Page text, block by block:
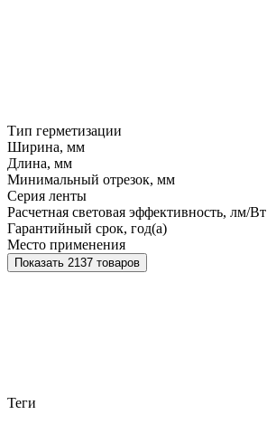
Тип герметизации
Ширина, мм
Длина, мм
Минимальный отрезок, мм
Серия ленты
Расчетная световая эффективность, лм/Вт
Гарантийный срок, год(а)
Место применения
Показать 2137 товаров
Теги